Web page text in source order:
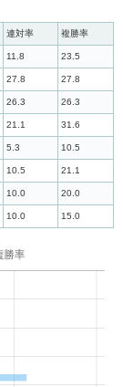
連対率 複勝率
11.8 23.5
27.8 27.8
26.3 26.3
21.1 31.6
5.3 10.5
10.5 21.1
10.0 20.0
10.0 15.0